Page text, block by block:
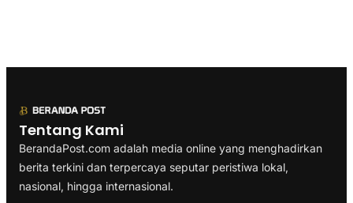
Tentang Kami
BerandaPost.com adalah media online yang menghadirkan
berita terkini dan terpercaya seputar peristiwa lokal,
nasional, hingga internasional.